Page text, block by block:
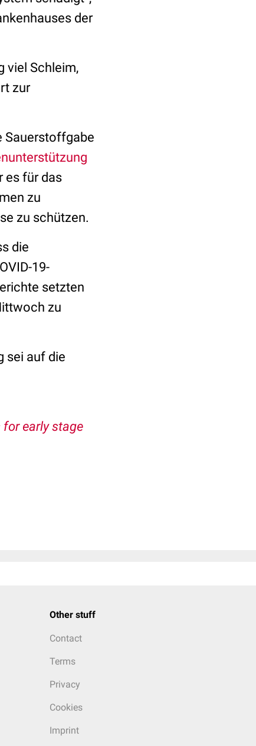
der
viel Schleim,
zur
Sauerstoffgabe
es für das
zu
zu schützen.
die
19-
setzten
zu
sei auf die
early stage
Other stuff
Contact
Terms
Privacy
Cookies
Imprint